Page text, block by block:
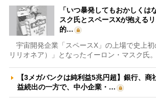
「いつ暴発してもおかしくは
スク氏とスペースXが抱える
的…
宇宙開発企業「スペースX」の上場で史上初
リリオネア）」となったイーロン・マスク氏
【3メガバンクは純利益5兆円超】銀行、商
益続出の一方で、中小企業・…